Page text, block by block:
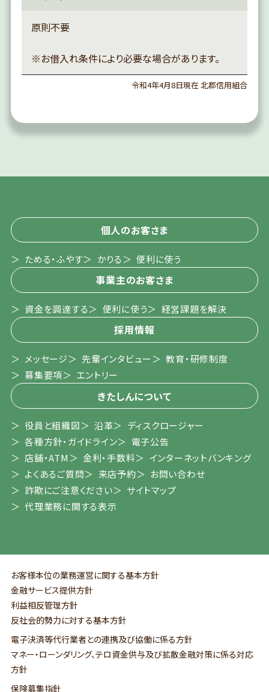
原則不要
※お借入れ条件により必要な場合があります。
令和4年4月8日現在 北郡信用組合
個人のお客さま
ためる・ふやす かりる 便利に使う
事業主のお客さま
資金を調達する 便利に使う 経営課題を解決
採用情報
メッセージ 先輩インタビュー
教育・研修制度
募集要項
エントリー
きたしんについて
役員と組織図 沿革
ディスクロージャー
各種方針・ガイドライン
電子公告
店舗・ATM
金利・手数料
インターネットバンキング
よくあるご質問
来店予約
お問い合わせ
詐欺にご注意ください
サイトマップ
代理業務に関する表示
お客様本位の業務運営に関する基本方針
金融サービス提供方針
利益相反管理方針
反社会的勢力に対する基本方針
電子決済等代行業者との連携及び協働に係る方針
マネー・ローンダリング、テロ資金供与及び拡散金融対策に係る対応
方針
保険募集指針